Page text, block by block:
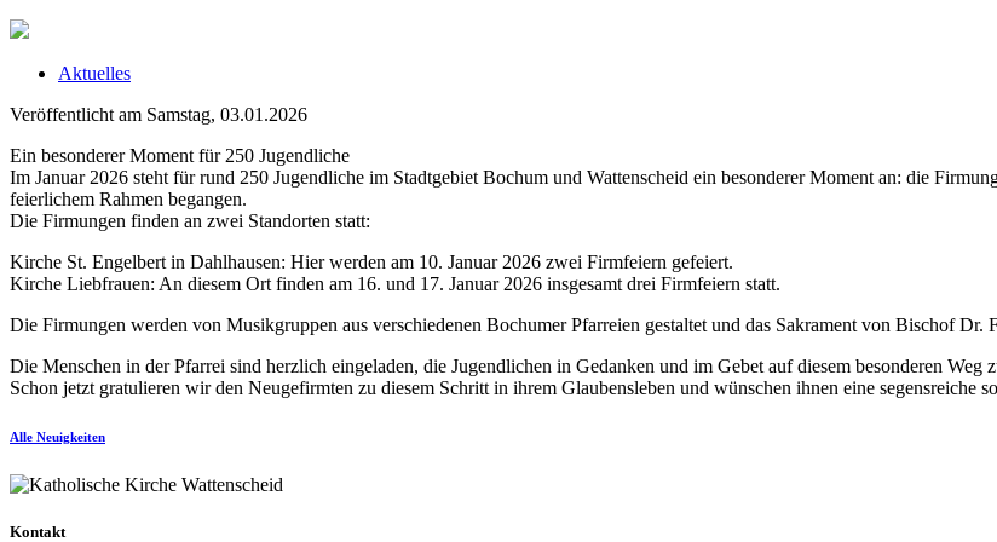
Aktuelles
Veröffentlicht am Samstag, 03.01.2026
Ein besonderer Moment für 250 Jugendliche
Im Januar 2026 steht für rund 250 Jugendliche im Stadtgebiet Bochum und Wattenscheid ein besonderer Moment an: die
feierlichem Rahmen begangen.
Die Firmungen finden an zwei Standorten statt:
Kirche St. Engelbert in Dahlhausen: Hier werden am 10. Januar 2026 zwei Firmfeiern gefeiert.
Kirche Liebfrauen: An diesem Ort finden am 16. und 17. Januar 2026 insgesamt drei Firmfeiern statt.
Die Firmungen werden von Musikgruppen aus verschiedenen Bochumer Pfarreien gestaltet und das Sakrament von Bischof Dr.
Die Menschen in der Pfarrei sind herzlich eingeladen, die Jugendlichen in Gedanken und im Gebet auf diesem besonderen Weg
Schon jetzt gratulieren wir den Neugefirmten zu diesem Schritt in ihrem Glaubensleben und wünschen ihnen eine segensreiche
Alle Neuigkeiten
Kontakt